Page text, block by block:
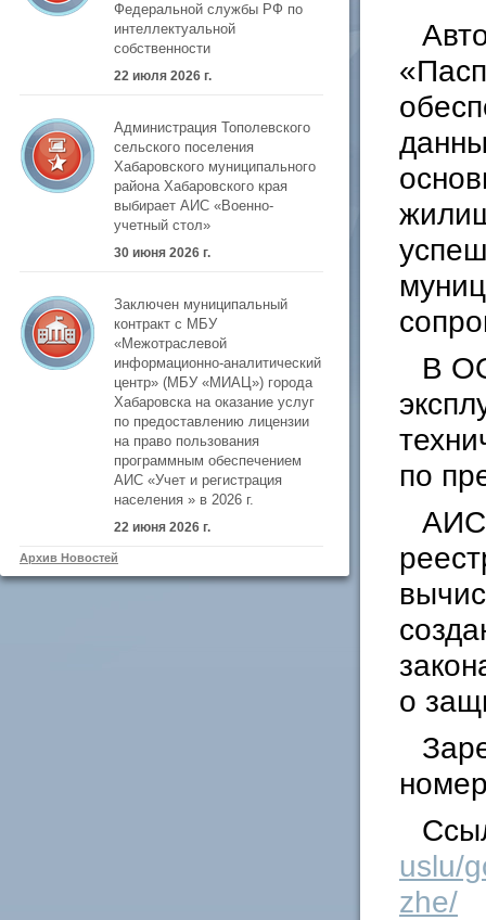
Федеральной службы РФ по
интеллектуальной
собственности
22 июля 2026 г.
Администрация Тополевского
сельского поселения
Хабаровского муниципального
района Хабаровского края
выбирает АИС «Военно-
учетный стол»
30 июня 2026 г.
Заключен муниципальный
контракт с МБУ
«Межотраслевой
информационно-аналитический
центр» (МБУ «МИАЦ») города
Хабаровска на оказание услуг
по предоставлению лицензии
на право пользования
программным обеспечением
АИС «Учет и регистрация
населения » в 2026 г.
22 июня 2026 г.
Архив Новостей
В
по
АИС
о
uslu/
zhe/